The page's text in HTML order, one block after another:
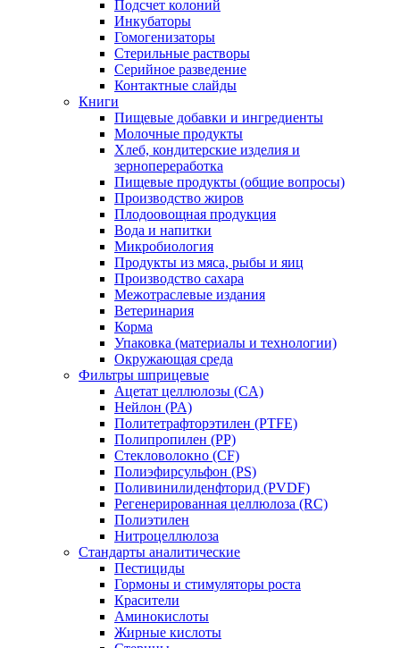
Подсчет колоний
Инкубаторы
Гомогенизаторы
Стерильные растворы
Серийное разведение
Контактные слайды
Книги
Пищевые добавки и ингредиенты
Молочные продукты
Хлеб, кондитерские изделия и
зернопереработка
Пищевые продукты (общие вопросы)
Производство жиров
Плодоовощная продукция
Вода и напитки
Микробиология
Продукты из мяса, рыбы и яиц
Производство сахара
Межотраслевые издания
Ветеринария
Корма
Упаковка (материалы и технологии)
Окружающая среда
Фильтры шприцевые
Ацетат целлюлозы (CA)
Нейлон (PA)
Политетрафторэтилен (PTFE)
Полипропилен (PP)
Стекловолокно (CF)
Полиэфирсульфон (PS)
Поливинилиденфторид (PVDF)
Регенерированная целлюлоза (RC)
Полиэтилен
Нитроцеллюлоза
Стандарты аналитические
Пестициды
Гормоны и стимуляторы роста
Красители
Аминокислоты
Жирные кислоты